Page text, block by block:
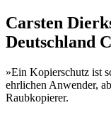
Carsten
Deutschland
»Ein Kopierschutz ist
ehrlichen Anwender,
Raubkopierer.